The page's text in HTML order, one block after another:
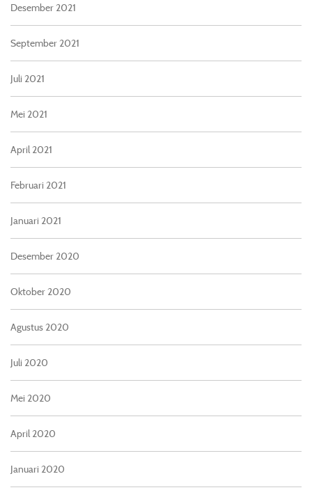
Desember 2021
September 2021
Juli 2021
Mei 2021
April 2021
Februari 2021
Januari 2021
Desember 2020
Oktober 2020
Agustus 2020
Juli 2020
Mei 2020
April 2020
Januari 2020